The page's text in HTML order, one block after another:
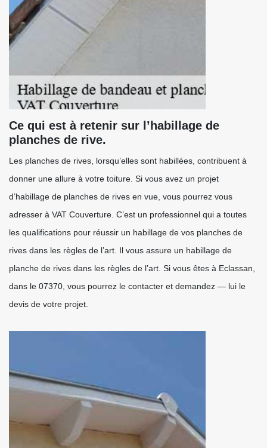
Ce qui est à retenir sur l’habillage de
planches de rive.
Les planches de rives, lorsqu’elles sont habillées, contribuent à
donner une allure à votre toiture. Si vous avez un projet
d’habillage de planches de rives en vue, vous pourrez vous
adresser à VAT Couverture. C’est un professionnel qui a toutes
les qualifications pour réussir un habillage de vos planches de
rives dans les règles de l’art. Il vous assure un habillage de
planche de rives dans les règles de l’art. Si vous êtes à Eclassan,
dans le 07370, vous pourrez le contacter et demandez — lui le
devis de votre projet.